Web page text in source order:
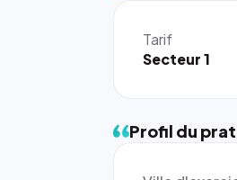
Tarif
Secteur 1
Profil du